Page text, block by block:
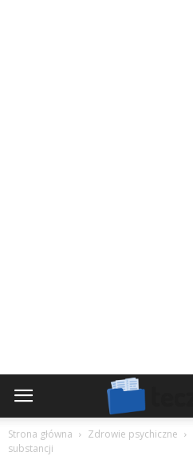
Strona główna Zdrowie psychiczne
substancji